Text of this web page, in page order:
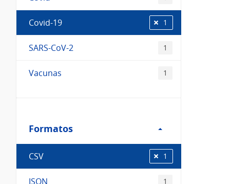
Covid-19 1
SARS-CoV-2 1
Vacunas 1
Formatos
Formatos
CSV 1
JSON 1